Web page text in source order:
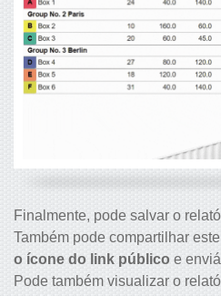
Finalmente, pode salvar o
Também pode compartilhar
o ícone do link público e
Pode também visualizar o